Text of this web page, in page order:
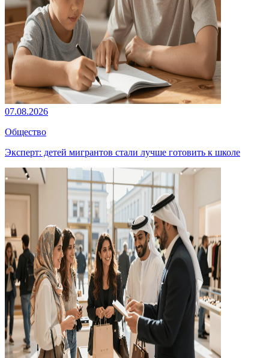
07.08.2026
Общество
Эксперт: детей мигрантов стали лучше готовить к школе